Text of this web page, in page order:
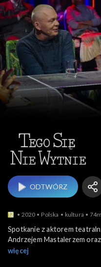
ODTWÓRZ
2020 Polska kultura 74m
Spotkanie z aktorem
Andrzejem Mastalerzem
zespołu Raz Dwa Trzy −
więcej